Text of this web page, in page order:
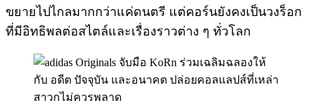
ขยายไปไกลมากกว่าแค่ดนตรี แต่คอร์นยังคงเป็นวงร็อก
ที่มีอิทธิพลต่อสไตล์และเรื่องราวต่าง ๆ ทั่วโลก